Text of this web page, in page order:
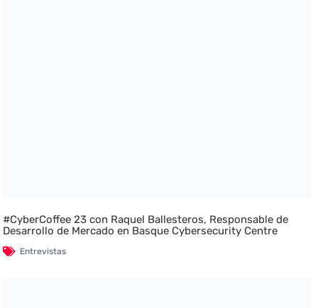
#CyberCoffee 23 con Raquel Ballesteros, Responsable de
Desarrollo de Mercado en Basque Cybersecurity Centre
Entrevistas